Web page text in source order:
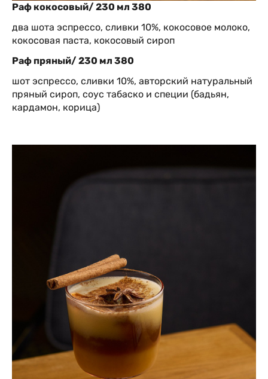
Раф кокосовый/ 230 мл 380
два шота эспрессо, сливки 10%, кокосовое молоко,
кокосовая паста, кокосовый сироп
Раф пряный/ 230 мл 380
шот эспрессо, сливки 10%, авторский натуральный
пряный сироп, соус табаско и специи (бадьян,
кардамон, корица)